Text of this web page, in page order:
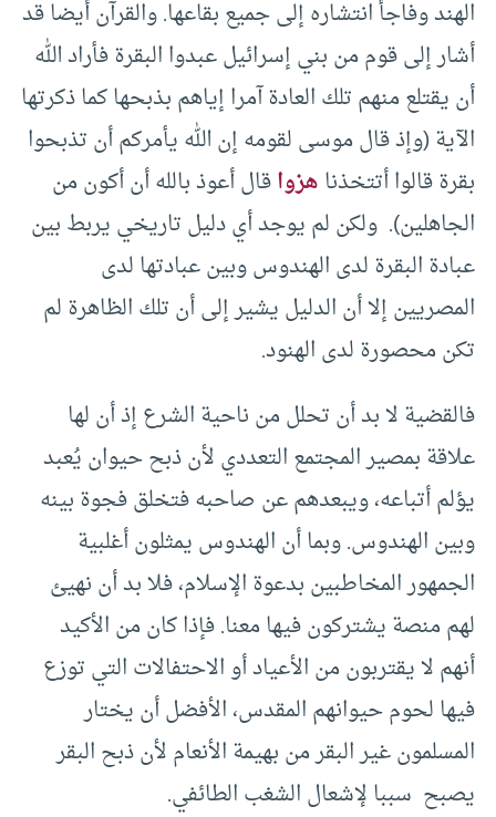
الهند وفاجأ انتشاره إلى جميع بقاعها. والقرآن أيضا قد
أشار إلى قوم من بني إسرائيل عبدوا البقرة فأراد الله
أن يقتلع منهم تلك العادة آمرا إياهم بذبحها كما ذكرتها
الآية (وإذ قال موسى لقومه إن الله يأمركم أن تذبحوا
بقرة قالوا أتتخذناهزواقال أعوذ بالله أن أكون من
الجاهلين). ولكن لم يوجد أي دليل تاريخي يربط بين
عبادة البقرة لدى الهندوس وبين عبادتها لدى
المصريين إلا أن الدليل يشير إلى أن تلك الظاهرة لم
تكن محصورة لدى الهنود.
فالقضية لا بد أن تحلل من ناحية الشرع إذ أن لها
علاقة بمصير المجتمع التعددي لأن ذبح حيوان يُعبد
يؤلم أتباعه، ويبعدهم عن صاحبه فتخلق فجوة بينه
وبين الهندوس. وبما أن الهندوس يمثلون أغلبية
الجمهور المخاطبين بدعوة الإسلام، فلا بد أن نهيئ
لهم منصة يشتركون فيها معنا. فإذا كان من الأكيد
أنهم لا يقتربون من الأعياد أو الاحتفالات التي توزع
فيها لحوم حيوانهم المقدس، الأفضل أن يختار
المسلمون غير البقر من بهيمة الأنعام لأن ذبح البقر
يصبح سببا لإشعال الشغب الطائفي.